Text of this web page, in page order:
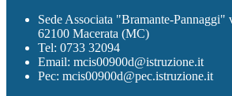
Sede Associata "Bramante-Pannaggi"
62100 Macerata (MC)
Tel: 0733 32094
Email: mcis00900d@istruzione.it
Pec: mcis00900d@pec.istruzione.it